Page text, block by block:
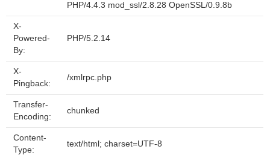
PHP/4.4.3 mod_ssl/2.8.28 OpenSSL/0.9.8b
X-
Powered-
By:
PHP/5.2.14
X-
Pingback:
/xmlrpc.php
Transfer-
Encoding:
chunked
Content-
Type:
text/html; charset=UTF-8